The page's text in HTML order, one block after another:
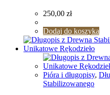
250,00 zł
Dodaj do koszyka
Pióra i długopisy,
Stabilizowanego